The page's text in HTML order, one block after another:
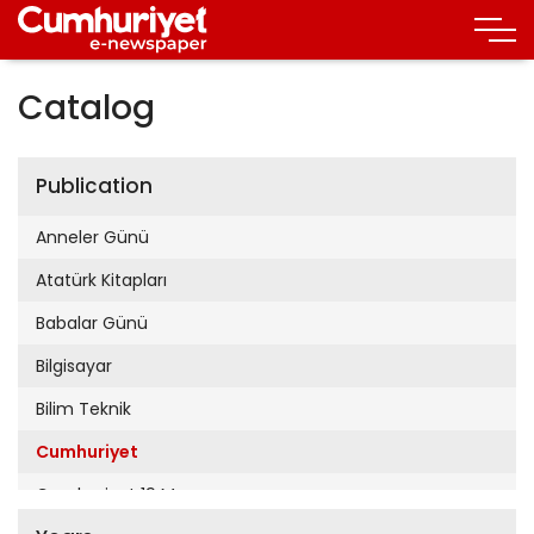
Catalog
Publication
Anneler Günü
Atatürk Kitapları
Babalar Günü
Bilgisayar
Bilim Teknik
Cumhuriyet
Cumhuriyet 19 Mayıs